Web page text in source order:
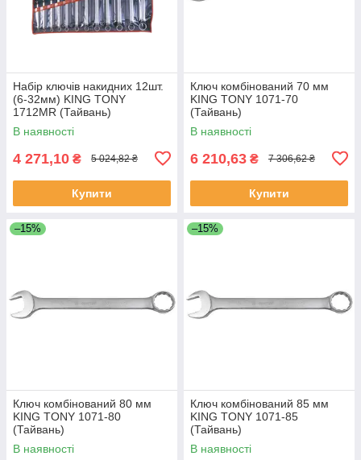
Набір ключів накидних 12шт.
(6-32мм) KING TONY
1712MR (Тайвань)
В наявності
4 271,10 ₴ 5 024,82 ₴
Купити
Ключ комбінований 70 мм
KING TONY 1071-70
(Тайвань)
В наявності
6 210,63 ₴ 7 306,62 ₴
Купити
–15%
Ключ комбінований 80 мм
KING TONY 1071-80
(Тайвань)
В наявності
–15%
Ключ комбінований 85 мм
KING TONY 1071-85
(Тайвань)
В наявності